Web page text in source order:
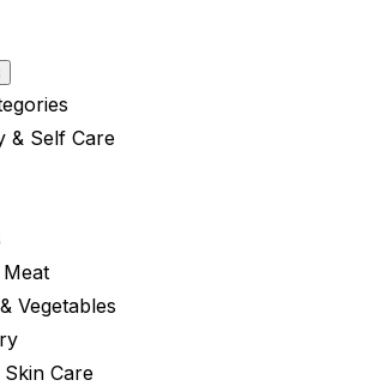
& Self Care
Meat
Vegetables
Skin Care